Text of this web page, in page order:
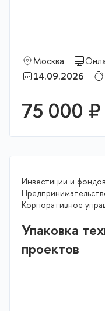
Москва
14.09.2026
75 000 ₽
Инвестиции и
Корпоративное
Упаковка
проектов